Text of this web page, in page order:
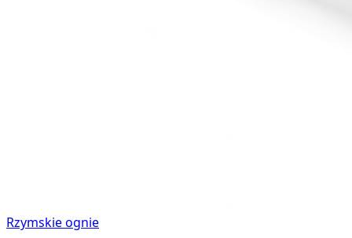
Rzymskie ognie